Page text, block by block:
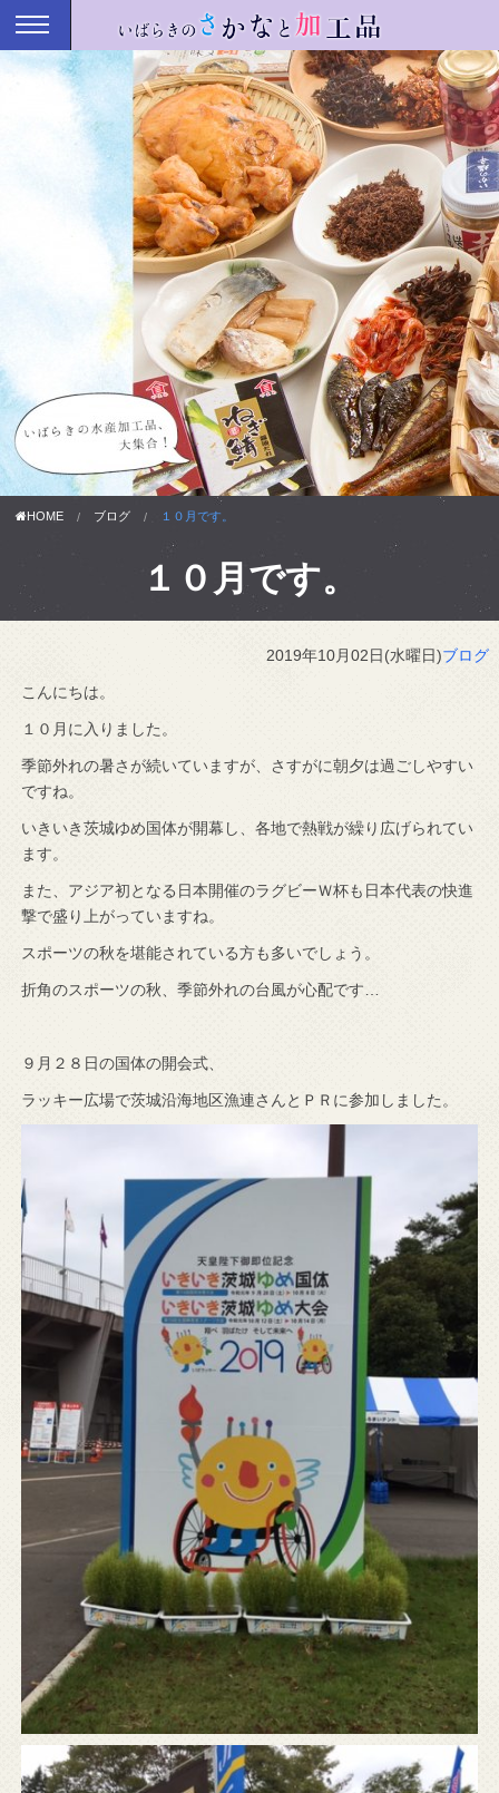
HOME ブログ １０月です。
１０月です。
2019年10月02日(水曜日)ブログ
こんにちは。
１０月に入りました。
季節外れの暑さが続いていますが、さすがに朝夕は過ごしやすい
ですね。
いきいき茨城ゆめ国体が開幕し、各地で熱戦が繰り広げられてい
ます。
また、アジア初となる日本開催のラグビーＷ杯も日本代表の快進
撃で盛り上がっていますね。
スポーツの秋を堪能されている方も多いでしょう。
折角のスポーツの秋、季節外れの台風が心配です…
９月２８日の国体の開会式、
ラッキー広場で茨城沿海地区漁連さんとＰＲに参加しました。